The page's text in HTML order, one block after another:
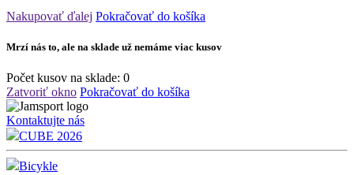
Nakupovať ďalej Pokračovať do košíka
Mrzí nás to, ale na sklade už nemáme viac kusov
Počet kusov na sklade: 0
Zatvoriť okno Pokračovať do košíka
Kontaktujte nás
CUBE 2026
Bicykle